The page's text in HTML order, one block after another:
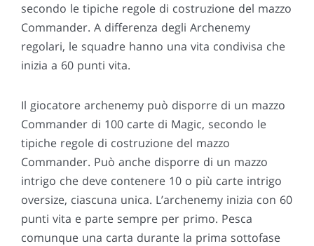
secondo le tipiche regole di costruzione del mazzo
Commander. A differenza degli Archenemy
regolari, le squadre hanno una vita condivisa che
inizia a 60 punti vita.
Il giocatore archenemy può disporre di un mazzo
Commander di 100 carte di Magic, secondo le
tipiche regole di costruzione del mazzo
Commander. Può anche disporre di un mazzo
intrigo che deve contenere 10 o più carte intrigo
oversize, ciascuna unica. L’archenemy inizia con 60
punti vita e parte sempre per primo. Pesca
comunque una carta durante la prima sottofase